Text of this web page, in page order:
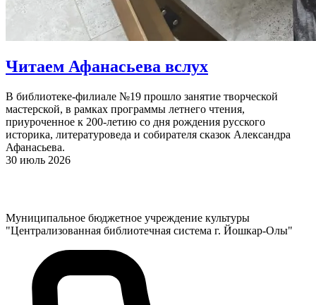
Читаем Афанасьева вслух
В библиотеке-филиале №19 прошло занятие творческой
мастерской, в рамках программы летнего чтения,
приуроченное к 200-летию со дня рождения русского
историка, литературоведа и собирателя сказок Александра
Афанасьева.
30 июль 2026
Муниципальное бюджетное учреждение культуры
"Централизованная библиотечная система г. Йошкар-Олы"